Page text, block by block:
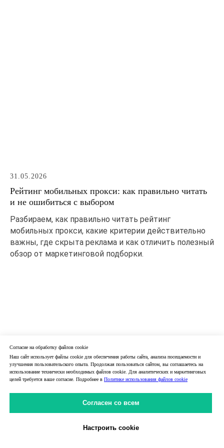
31.05.2026
Рейтинг мобильных прокси: как правильно читать
и не ошибиться с выбором
Разбираем, как правильно читать рейтинг
мобильных прокси, какие критерии действительно
важны, где скрыта реклама и как отличить полезный
обзор от маркетинговой подборки.
Согласие на обработку файлов cookie
Наш сайт использует файлы cookie для обеспечения работы сайта, анализа посещаемости и
улучшения пользовательского опыта. Продолжая пользоваться сайтом, вы соглашаетесь на
использование технически необходимых файлов cookie. Для аналитических и маркетинговых
целей требуется ваше согласие. Подробнее в Политике использования файлов cookie
Согласен со всем
Настроить cookie